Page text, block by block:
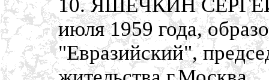
10. ЯШЕЧКИН
июля 1959 года,
"Евразийский",